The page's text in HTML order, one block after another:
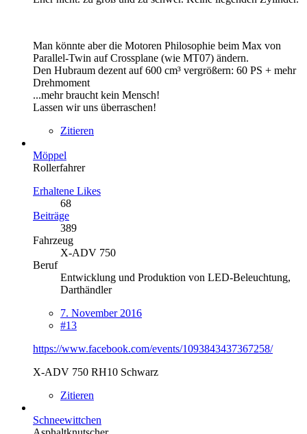
Man könnte aber die Motoren Philosophie beim Max von
Parallel-Twin auf Crossplane (wie MT07) ändern.
Den Hubraum dezent auf 600 cm³ vergrößern: 60 PS + mehr
Drehmoment
...mehr braucht kein Mensch!
Lassen wir uns überraschen!
Zitieren
Möppel
Rollerfahrer
Erhaltene Likes
68
Beiträge
389
Fahrzeug
X-ADV 750
Beruf
Entwicklung und Produktion von LED-Beleuchtung,
Darthändler
7. November 2016
#13
https://www.facebook.com/events/1093843437367258/
X-ADV 750 RH10 Schwarz
Zitieren
Schneewittchen